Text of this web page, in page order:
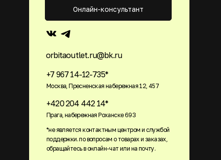
+7 967 14-12-735*
Москва, Пресненская набережная 12, 457
+420 204 442 14*
Прага, набережная Роханске 693
orbitaoutlet.ru@bk.ru
Онлайн-консультант
*не является контактным центром и службой
поддержки. по вопросам о товарах и заказах,
обращайтесь в онлайн-чат или на почту.